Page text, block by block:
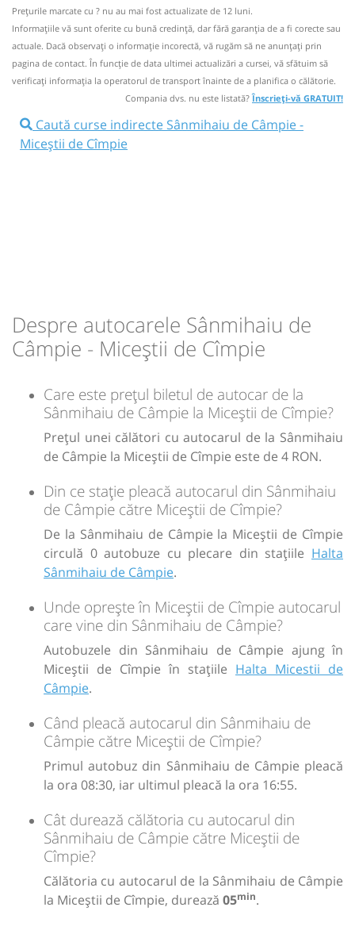
08:30 Sânmihaiu de Câmpie
Halta Sânmihaiu
de Câmpie
Microbuz: BISTRITA - Vermes - VISUIA
Afiseaza itinerariu
Câmpie
Circulă doar luni, miercuri și vineri
Informaţii neactualizate de 4 ani.Se zice că circulă
(un comentariu)
16:55 Sânmihaiu de Câmpie
Halta Sânmihaiu
de Câmpie
4 lei
Sursa:Transmixt SA - Bistrita| Ultima actualizare:07/2022
Prețurile marcate cu ? nu au mai fost actualizate de 12 luni.
Informaţiile vă sunt oferite cu bună credinţă, dar fără garanţia de a fi corecte sau
actuale. Dacă observați o informaţie incorectă, vă rugăm să ne anunțați prin
pagina de contact. În funcție de data ultimei actualizări a cursei, vă sfătuim să
verificaţi informaţia la operatorul de transport înainte de a planifica o călătorie.
Compania dvs. nu este listată?Înscrieți-vă GRATUIT!
Caută curse indirecte Sânmihaiu de Câmpie -
Miceștii de Cîmpie
Despre autocarele Sânmihaiu de
Câmpie - Miceștii de Cîmpie
Care este prețul biletul de autocar de la
Sânmihaiu de Câmpie la Miceștii de Cîmpie?
Prețul unei călători cu autocarul de la Sânmihaiu
de Câmpie la Miceștii de Cîmpie este de 4 RON.
Din ce stație pleacă autocarul din Sânmihaiu
de Câmpie către Miceștii de Cîmpie?
De la Sânmihaiu de Câmpie la Miceștii de Cîmpie
circulă 0 autobuze cu plecare din stațiile Halta
Sânmihaiu de Câmpie.
Unde oprește în Miceștii de Cîmpie autocarul
care vine din Sânmihaiu de Câmpie?
Autobuzele din Sânmihaiu de Câmpie ajung în
Miceștii de Cîmpie în stațiile Halta Micestii de
Câmpie.
Când pleacă autocarul din Sânmihaiu de
Câmpie către Miceștii de Cîmpie?
Primul autobuz din Sânmihaiu de Câmpie pleacă
la ora 08:30, iar ultimul pleacă la ora 16:55.
Cât durează călătoria cu autocarul din
Sânmihaiu de Câmpie către Miceștii de
Cîmpie?
Călătoria cu autocarul de la Sânmihaiu de Câmpie
la Miceștii de Cîmpie, durează 05min.